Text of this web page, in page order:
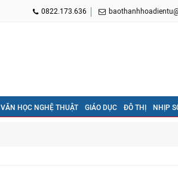
0822.173.636
VĂN HỌC NGHỆ THUẬT GIÁO DỤC ĐÔ THỊ NHỊP